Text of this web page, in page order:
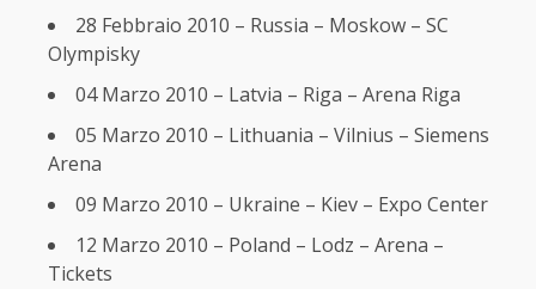
28 Febbraio 2010 – Russia – Moskow – SC
Olympisky
04 Marzo 2010 – Latvia – Riga – Arena Riga
05 Marzo 2010 – Lithuania – Vilnius – Siemens
Arena
09 Marzo 2010 – Ukraine – Kiev – Expo Center
12 Marzo 2010 – Poland – Lodz – Arena –
Tickets